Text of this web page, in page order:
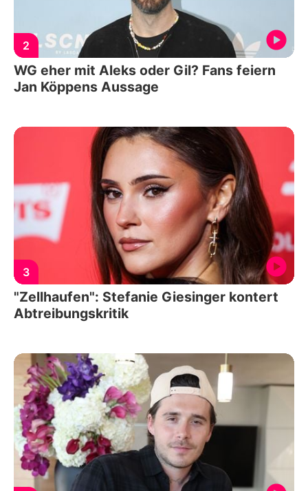
2
WG eher mit Aleks oder Gil? Fans feiern
Jan Köppens Aussage
3
"Zellhaufen": Stefanie Giesinger kontert
Abtreibungskritik